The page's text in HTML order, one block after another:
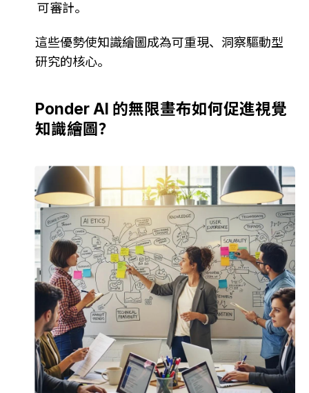
可審計。
這些優勢使知識繪圖成為可重現、洞察驅動型
研究的核心。
Ponder AI 的無限畫布如何促進視覺
知識繪圖？